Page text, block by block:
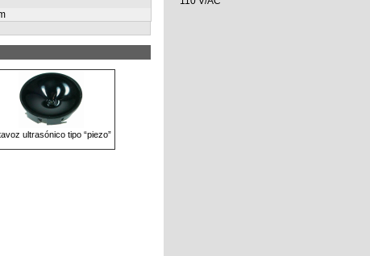
ultrasónico tipo “piezo”